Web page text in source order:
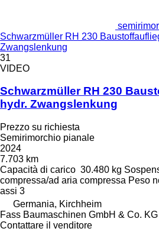
Schwarzmüller RH 230
Zwangslenkung
31
VIDEO
Schwarzmüller RH 230
hydr. Zwangslenkung
Prezzo su richiesta
Semirimorchio pianale
2024
7.703 km
Capacità di carico 30.480 kg
compressa/ad aria compressa Peso
assi 3
Germania, Kirchheim
Fass Baumaschinen GmbH & Co. KG
Contattare il venditore